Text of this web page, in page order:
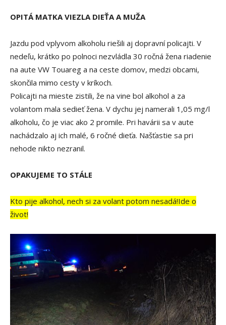
OPITÁ MATKA VIEZLA DIEŤA A MUŽA
Jazdu pod vplyvom alkoholu riešili aj dopravní policajti. V
nedeľu, krátko po polnoci nezvládla 30 ročná žena riadenie
na aute VW Touareg a na ceste domov, medzi obcami,
skončila mimo cesty v kríkoch.
Policajti na mieste zistili, že na vine bol alkohol a za
volantom mala sedieť žena. V dychu jej namerali 1,05 mg/l
alkoholu, čo je viac ako 2 promile. Pri havárii sa v aute
nachádzalo aj ich malé, 6 ročné dieťa. Našťastie sa pri
nehode nikto nezranil.
OPAKUJEME TO STÁLE
Kto pije alkohol, nech si za volant potom nesadá!Ide o
život!